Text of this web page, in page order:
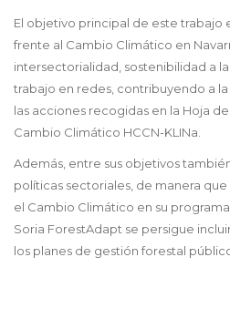
El objetivo principal de este trabajo
frente al Cambio Climático en
intersectorialidad, sostenibilidad a
trabajo en redes, contribuyendo a
las acciones recogidas en la Hoja
Cambio Climático HCCN-KLINa.
Además, entre sus objetivos
políticas sectoriales, de manera
el Cambio Climático en su
Soria ForestAdapt se persigue
los planes de gestión forestal